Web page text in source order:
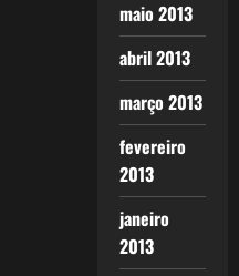
maio 2013
abril 2013
março 2013
fevereiro
2013
janeiro
2013